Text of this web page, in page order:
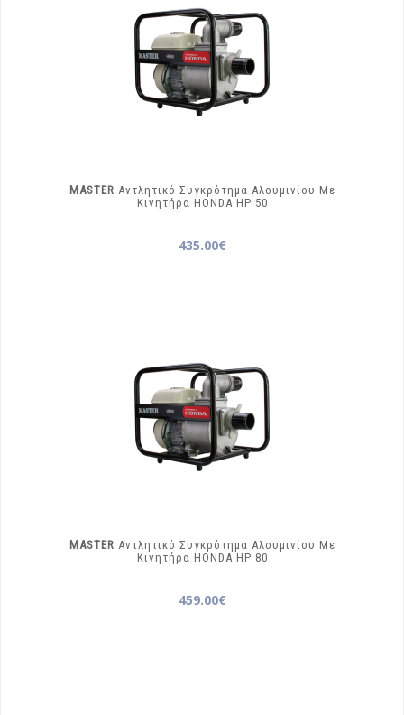
MASTER Αντλητικό Συγκρότημα Αλουμινίου Με
Κινητήρα HONDA HP 50
435.00€
MASTER Αντλητικό Συγκρότημα Αλουμινίου Με
Κινητήρα HONDA HP 80
459.00€